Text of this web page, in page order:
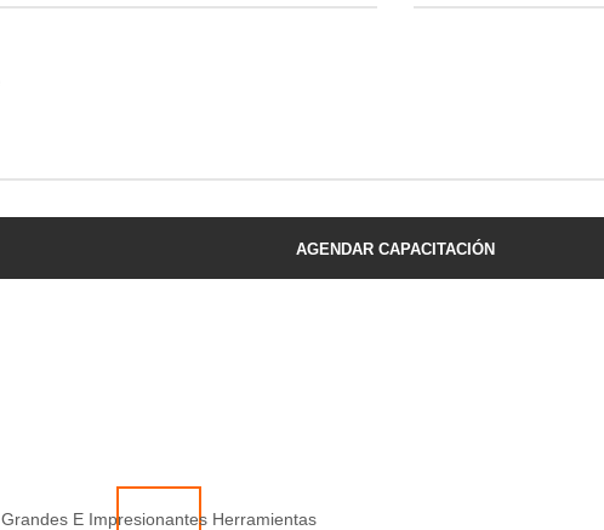
AGENDAR CAPACITACIÓN
Grandes E Impresionantes Herramientas